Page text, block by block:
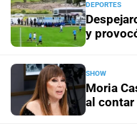
Pronóstico nacional
bajo alerta amarilla por
AniversarioEl Litoral
trayectoria de
Panorama astrológico
DEPORTES
y
SHOW
Moria
al